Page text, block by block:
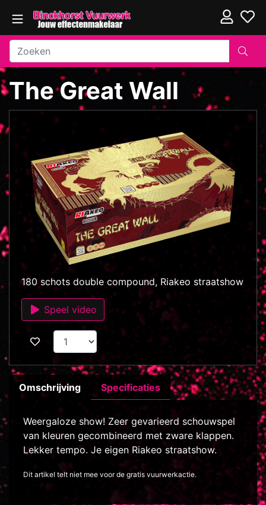
The Great Wall
180 schots double compound, Riakeo straatshow
Speel video
Omschrijving Specificaties
Weergaloze show! Zeer gevarieerd schouwspel
van kleuren gecombineerd met zware klappen.
Lekker tempo. Je eigen Riakeo straatshow.
Dit artikel telt niet mee voor de gratis vuurwerkactie.